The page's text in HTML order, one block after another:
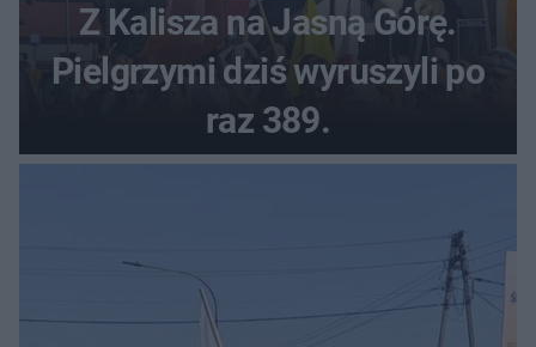
Z Kalisza na Jasną Górę.
Pielgrzymi dziś wyruszyli po
raz 389.